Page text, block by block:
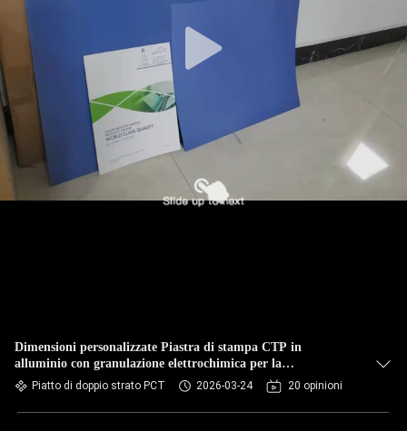
Dimensioni personalizzate Piastra di stampa CTP in
alluminio con granulazione elettrochimica per la
manipolazione della luce del giorno
Piatto di doppio strato PCT 2026-03-24 20 opinioni